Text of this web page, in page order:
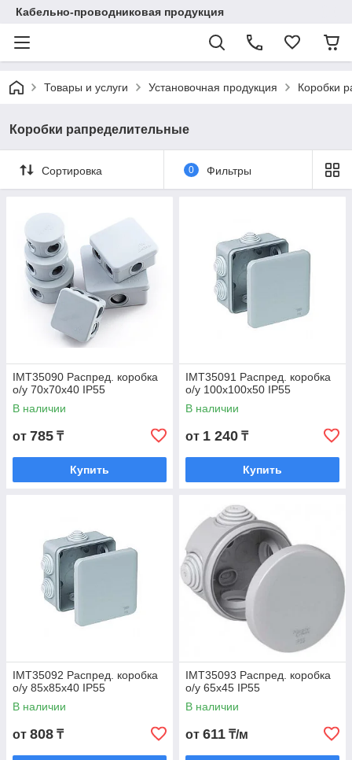
Кабельно-проводниковая продукция
Товары и услуги Установочная продукция Коробки
Коробки рапределительные
Сортировка 0 Фильтры
IMT35090 Распред. коробка
о/у 70х70х40 IP55
В наличии
от 785 ₸
Купить
IMT35091 Распред. коробка
о/у 100х100х50 IP55
В наличии
от 1 240 ₸
Купить
IMT35092 Распред. коробка
о/у 85х85х40 IP55
В наличии
от 808 ₸
IMT35093 Распред. коробка
о/у 65х45 IP55
В наличии
от 611 ₸/м